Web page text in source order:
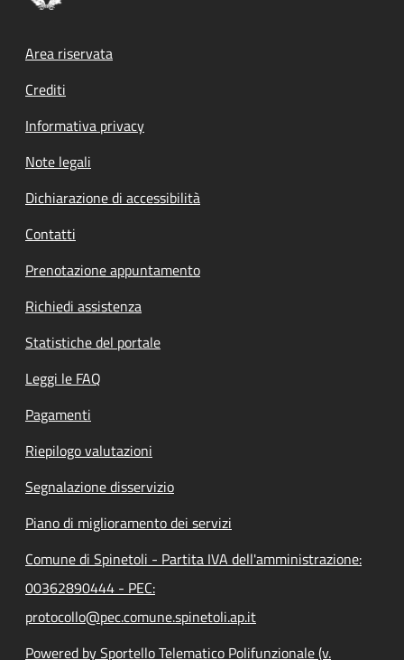
Footer menu
Area riservata
Crediti
Informativa privacy
Note legali
Dichiarazione di accessibilità
Contatti
Prenotazione appuntamento
Richiedi assistenza
Statistiche del portale
Leggi le FAQ
Pagamenti
Riepilogo valutazioni
Segnalazione disservizio
Piano di miglioramento dei servizi
Comune di Spinetoli - Partita IVA dell'amministrazione:
00362890444 - PEC:
protocollo@pec.comune.spinetoli.ap.it
Powered by Sportello Telematico Polifunzionale (v.